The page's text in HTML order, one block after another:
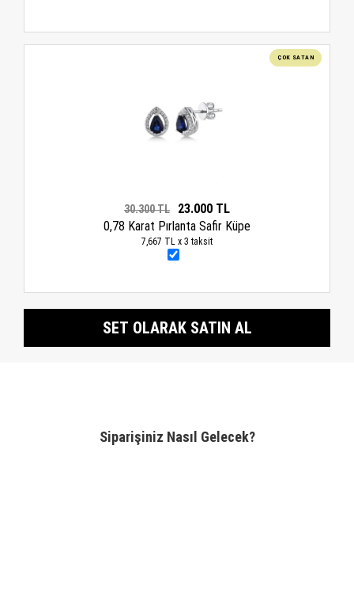
ÇOK SATAN
30.300 TL
23.000 TL
0,78 Karat Pırlanta Safir Küpe
7,667 TL x 3 taksit
SET OLARAK SATIN AL
Siparişiniz Nasıl Gelecek?